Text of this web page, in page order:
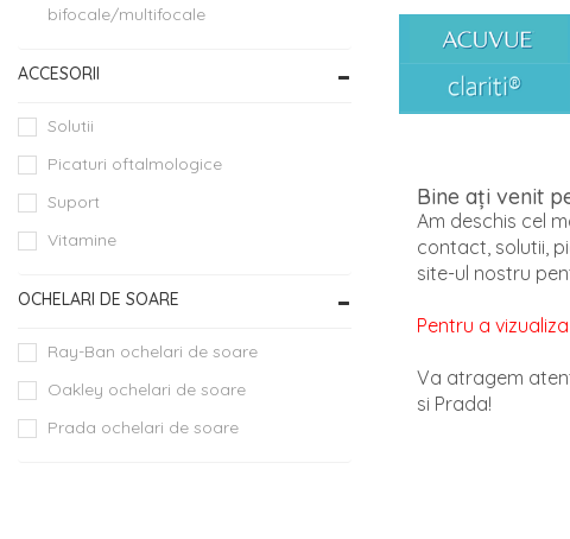
bifocale/multifocale
ACCESORII
Solutii
Picaturi oftalmologice
Suport
Vitamine
OCHELARI DE SOARE
Ray-Ban ochelari de soare
Oakley ochelari de soare
Prada ochelari de soare
Bine ați venit
Am deschis cel
contact, solutii,
site-ul nostru
Pentru a
Va atragem
si Prada!